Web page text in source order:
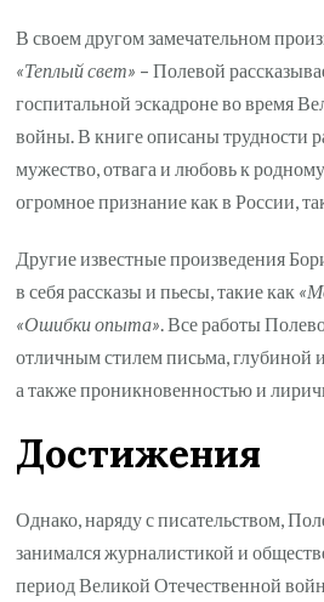
В своем другом замечательном
«Теплый свет» – Полевой
госпитальной эскадроне во время
войны. В книге описаны трудности
мужество, отвага и любовь к
огромное признание как в России,
Другие известные произведения
в себя рассказы и пьесы, такие как
«Ошибки опыта» . Все работы
отличным стилем письма, глубиной и
а также проникновенностью и
Достижения
Однако, наряду с писательством,
занимался журналистикой и
период Великой Отечественной